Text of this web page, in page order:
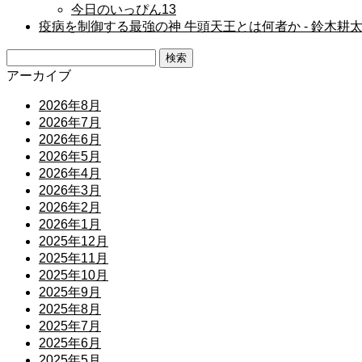
今日のいっぴん13
疫病を制御する最強の神 牛頭天王とは何者か ‐ 鈴木耕
索:
アーカイブ
2026年8月
2026年7月
2026年6月
2026年5月
2026年4月
2026年3月
2026年2月
2026年1月
2025年12月
2025年11月
2025年10月
2025年9月
2025年8月
2025年7月
2025年6月